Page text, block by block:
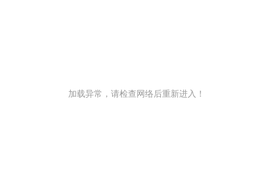
加载异常，请检查网络后重新进入！